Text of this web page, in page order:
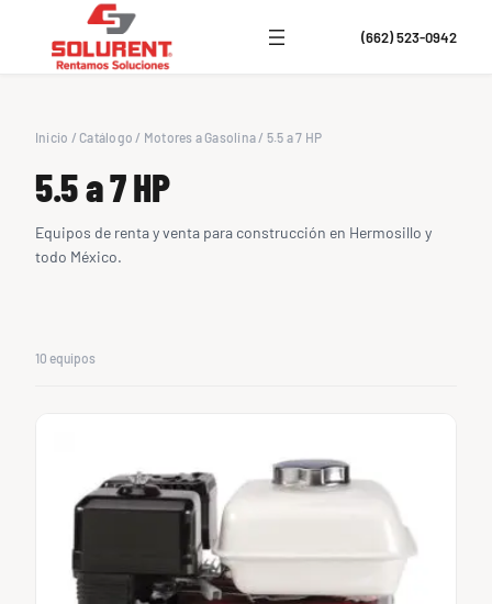
(662) 523-0942
Inicio / Catálogo / Motores a Gasolina / 5.5 a 7 HP
5.5 a 7 HP
Equipos de renta y venta para construcción en Hermosillo y
todo México.
10 equipos